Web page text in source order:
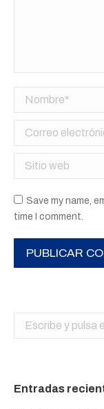
Nombre *
Correo
Sitio web
Save my name,
time I comment.
PUBLICAR
Buscar:
Entradas